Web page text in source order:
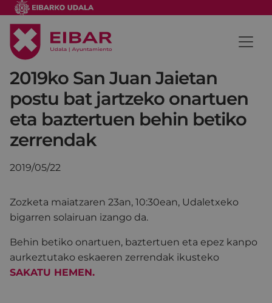
2019ko San Juan Jaietan
postu bat jartzeko onartuen
eta baztertuen behin betiko
zerrendak
2019/05/22
Zozketa maiatzaren 23an, 10:30ean, Udaletxeko
bigarren solairuan izango da.
Behin betiko onartuen, baztertuen eta epez kanpo
aurkeztutako eskaeren zerrendak ikusteko
SAKATU HEMEN.